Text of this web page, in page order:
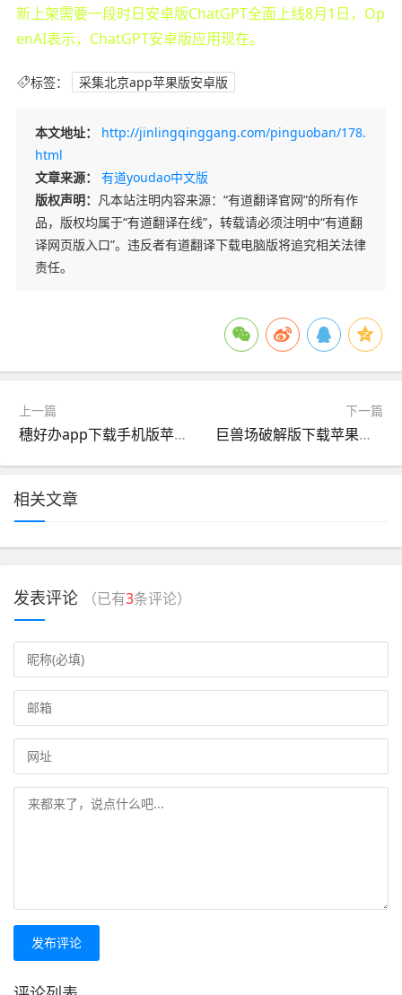
新上架需要一段时日安卓版ChatGPT全面上线8月1日，Op
enAI表示，ChatGPT安卓版应用现在。
标签： 采集北京app苹果版安卓版
本文地址：
http://jinlingqinggang.com/pinguoban/178.
html
文章来源：
有道youdao中文版
版权声明： 凡本站注明内容来源：“有道翻译官网”的所有作
品，版权均属于“有道翻译在线”，转载请必须注明中“有道翻
译网页版入口”。违反者有道翻译下载电脑版将追究相关法律
责任。
上一篇
穗好办app下载手机版苹果版的简单介绍
下一篇
巨兽场破解版下载苹果版(巨兽战场破解版无限钻石活力)
相关文章
发表评论 （已有3条评论）
发布评论